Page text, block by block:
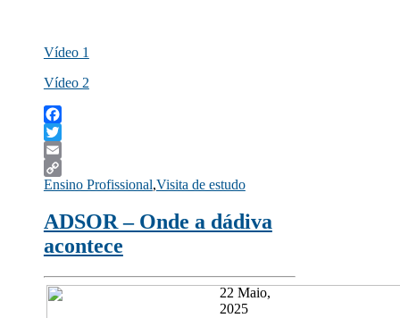
Vídeo 1
Vídeo 2
Facebook
Twitter
Email
Copy
Ensino Profissional,Visita de estudo
ADSOR – Onde a dádiva
acontece
22 Maio,
2025